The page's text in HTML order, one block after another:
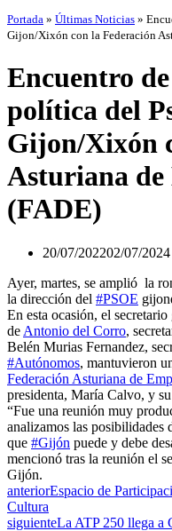
Portada » Últimas Noticias »
Gijon/Xixón con la Federación
Encuentro
política del
Gijon/Xixón
Asturiana de
(FADE)
20/07/202202/07/2024
Ayer, martes, se amplió la
la dirección del #PSOE
En esta ocasión, el secretario
de Antonio del Corro,
Belén Murias Fernandez,
#Autónomos, mantuvieron
Federación Asturiana de
presidenta, María Calvo, y
“Fue una reunión muy
analizamos las posibilidades
que #Gijón puede y debe
mencionó tras la reunión el
Gijón.
anteriorEspacio de
Cultura
siguienteLa ATP 250 llega a